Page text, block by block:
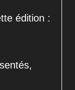
édition :